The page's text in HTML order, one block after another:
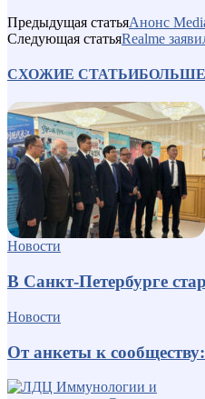
Предыдущая статьяАнонс
Следующая статьяRealme
СХОЖИЕ СТАТЬИБОЛЬШЕ
Новости
В Санкт-Петербурге
Новости
От анкеты к